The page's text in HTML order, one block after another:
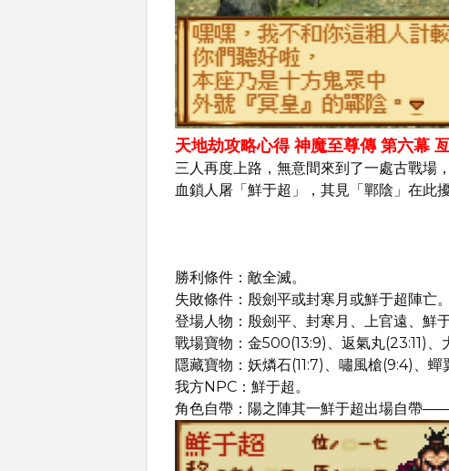
天地劫攻略心得 神魔至尊傳 第六幕
三人再度上路，無意間來到了一處古戰場
血鎖人屠「鮮于超」，其見「鄲陰」在此
勝利條件：敵全滅。
失敗條件：殷劍平或封寒月或鮮于超陣亡。
登場人物：殷劍平、封寒月、上官遠、鮮于
戰場寶物：金500(13:9)、返氣丸(23:11)、
隱藏寶物：妖燐石(11:7)、嘯風槍(9:4)、蟬
我方NPC：鮮于超。
角色自帶：陽之陣其一鮮于超出場自帶